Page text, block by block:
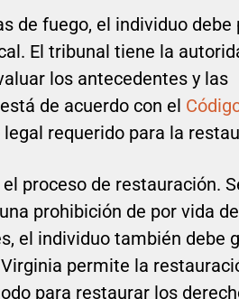
de fuego, el individuo debe
El tribunal tiene la
los antecedentes y las
de acuerdo con el
requerido para la
proceso de restauración.
prohibición de por vida
el individuo también
permite la
para restaurar los